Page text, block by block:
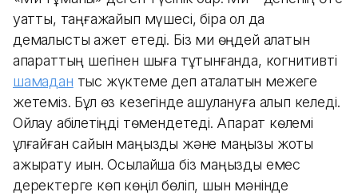
қуатты, таңғажайып мүшесі, бірақ ол да
демалысты қажет етеді. Біз ми өңдей алатын
ақпараттың шегінен шыға тұтынғанда, когнитивті
шамадан тыс жүктеме деп аталатын межеге
жетеміз. Бұл өз кезегінде ашулануға алып келеді.
Ойлау қабілетіңді төмендетеді. Ақпарат көлемі
ұлғайған сайын маңызды және маңызы жоқты
ажырату қиын. Осылайша біз маңызды емес
деректерге көп көңіл бөліп, шын мәнінде